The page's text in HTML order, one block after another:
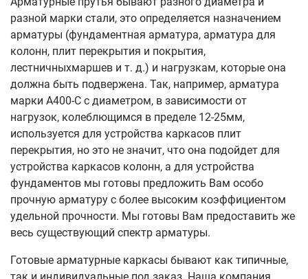
разной марки стали, это определяется назначением
арматуры (фундаментная арматура, арматура для
колонн, плит перекрытия и покрытия,
лестничныхмаршев и т. д.) и нагрузкам, которые она
должна быть подвержена. Так, например, арматура
марки А400-С с диаметром, в зависимости от
нагрузок, колеблющимся в пределе 12-25мм,
используется для устройства каркасов плит
перекрытия, но это не значит, что она подойдет для
устройства каркасов колонн, а для устройства
фундаментов мы готовы предложить Вам особо
прочную арматуру с более высоким коэффициентом
удельной прочности. Мы готовы Вам предоставить же
весь существующий спектр арматуры.
Готовые арматурные каркасы бывают как типичные,